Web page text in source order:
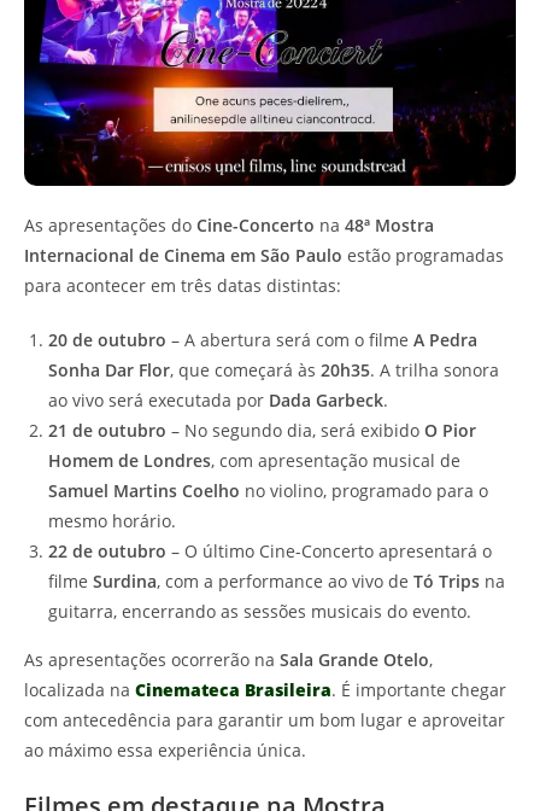
As apresentações do Cine-Concerto na 48ª Mostra
Internacional de Cinema em São Paulo estão programadas
para acontecer em três datas distintas:
20 de outubro – A abertura será com o filme A Pedra
Sonha Dar Flor, que começará às 20h35. A trilha sonora
ao vivo será executada por Dada Garbeck.
21 de outubro – No segundo dia, será exibido O Pior
Homem de Londres, com apresentação musical de
Samuel Martins Coelho no violino, programado para o
mesmo horário.
22 de outubro – O último Cine-Concerto apresentará o
filme Surdina, com a performance ao vivo de Tó Trips na
guitarra, encerrando as sessões musicais do evento.
As apresentações ocorrerão na Sala Grande Otelo,
localizada na Cinemateca Brasileira. É importante chegar
com antecedência para garantir um bom lugar e aproveitar
ao máximo essa experiência única.